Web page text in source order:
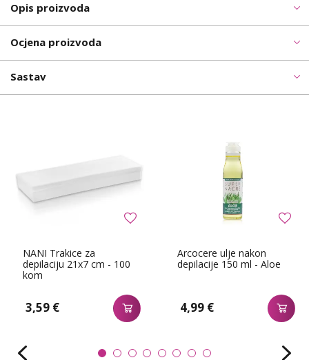
Opis proizvoda
Ocjena proizvoda
Sastav
NANI Trakice za
depilaciju 21x7 cm - 100
kom
3,59 €
Arcocere ulje nakon
depilacije 150 ml - Aloe
4,99 €